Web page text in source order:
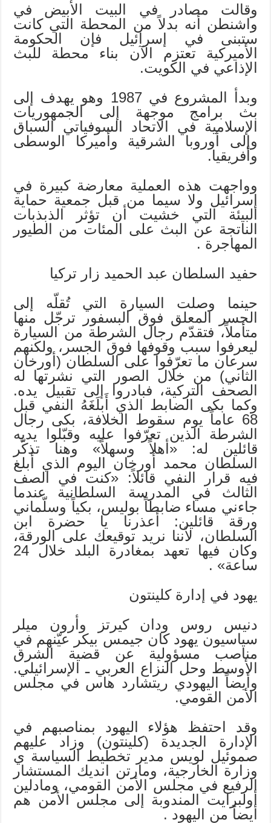
وقالت مصادر في البيت الأبيض في
واشنطن أنه بدلاً من المحطة التي كانت
ستبنى في إسرائيل فإن الحكومة
الأميركية تعتزم الآن بناء محطة للبث
الإذاعي في الكويت.
وبدأ المشروع في 1987 وهو يهدف إلى
بث برامج موجهة إلى الجمهوريات
الإسلامية في الاتحاد السوفياتي السباق
وإلى أوروبا الشرقية وأميركا الوسطى
وأفريقيا.
وواجهت هذه العملية معارضة كبيرة في
إسرائيل ولا سيما من قبل جمعية حماية
البيئة التي خشيت أن تؤثر الذبذبات
الناتجة عن البث على المئات من الطيور
المهاجرة .
حفيد السلطان عبد الحميد زار تركيا
حينما وصلت السيارة التي تُقلّه إلى
الجسر المعلق فوق البسفور ترجّل منها
متأملاً، فتقدّم رجال الشرطة من السيارة
ليعرفوا سبب وقوفها فوق الجسر، ولكنهم
سرعان ما تعرّفوا على السلطان (أورخان
الثاني) من خلال الصور التي نشرتها له
الصحف التركية، فبادروا إلى تقبيل يده.
وكما بكى الضابط الذي أَبلَغَهُ النفي قبل
68 عاماً يوم سقوط الخلافة، بكى رجال
الشرطة الذين تعرّفوا عليه وقبّلوا يديه
قائلين له: «أهلاً وسهلاً» وهنا تذكّر
السلطان محمد أورخان اليوم الذي أبلغ
فيه قرار النفي قائلاً: «كنت في الصف
الثالث في المدرسة السلطانية عندما
جاءني مساء ضابطاً بوليس، بكياً وسلّماني
ورقة قائلين: أعذرنا يا حضرة ابن
السلطان، لأننا نريد توقيعك على الورقة،
وكان فيها تعهد بمغادرة البلد خلال 24
ساعة» .
يهود في إدارة كلينتون
دنيس روس ودان كيرتز وأرون ميلر
سياسيون يهود كان جيمس بيكر عيّنهم في
مناصب مسؤولية عن قضية الشرق
الأوسط وحل النزاع العربي ـ الإسرائيلي.
وأيضاً اليهودي ريتشارد هاس في مجلس
الأمن القومي.
وقد احتفظ هؤلاء اليهود بمناصبهم في
الإدارة الجديدة (كلينتون) وزاد عليهم
صموئيل لويس مدير تخطيط السياسة ي
وزارة الخارجية، ومارتن انديك المستشار
الرفيع في مجلس الأمن القومي، ومادلين
أولبرايت المندوبة إلى مجلس الأمن هم
أيضاً من اليهود .